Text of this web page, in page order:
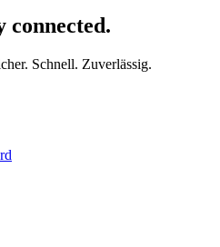
connected.
Schnell. Zuverlässig.